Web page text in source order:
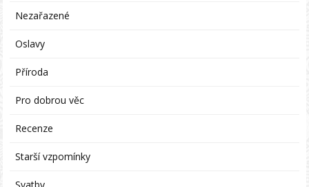
Nezařazené
Oslavy
Příroda
Pro dobrou věc
Recenze
Starší vzpomínky